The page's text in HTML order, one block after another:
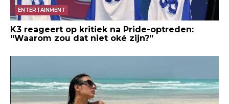
ENTERTAINMENT
K3 reageert op kritiek na Pride-optreden:
“Waarom zou dat niet oké zijn?”